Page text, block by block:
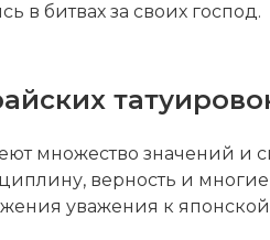
в битвах за своих господ.
множество значений и
верность и
уважения к